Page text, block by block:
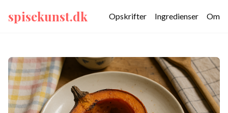
spisekunst.dk Opskrifter Ingredienser Om